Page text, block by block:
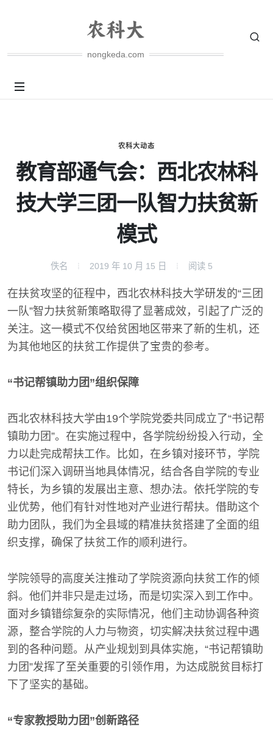
nongkeda.com
农科大动态
教育部通气会：西北农林科
技大学三团一队智力扶贫新
模式
佚名 2019 年 10 月 15 日 阅读 5
在扶贫攻坚的征程中，西北农林科技大学研发的“三团
一队”智力扶贫新策略取得了显著成效，引起了广泛的
关注。这一模式不仅给贫困地区带来了新的生机，还
为其他地区的扶贫工作提供了宝贵的参考。
“书记帮镇助力团”组织保障
西北农林科技大学由19个学院党委共同成立了“书记帮
镇助力团”。在实施过程中，各学院纷纷投入行动，全
力以赴完成帮扶工作。比如，在乡镇对接环节，学院
书记们深入调研当地具体情况，结合各自学院的专业
特长，为乡镇的发展出主意、想办法。依托学院的专
业优势，他们有针对性地对产业进行帮扶。借助这个
助力团队，我们为全县域的精准扶贫搭建了全面的组
织支撑，确保了扶贫工作的顺利进行。
学院领导的高度关注推动了学院资源向扶贫工作的倾
斜。他们并非只是走过场，而是切实深入到工作中。
面对乡镇错综复杂的实际情况，他们主动协调各种资
源，整合学院的人力与物资，切实解决扶贫过程中遇
到的各种问题。从产业规划到具体实施，“书记帮镇助
力团”发挥了至关重要的引领作用，为达成脱贫目标打
下了坚实的基础。
“专家教授助力团”创新路径